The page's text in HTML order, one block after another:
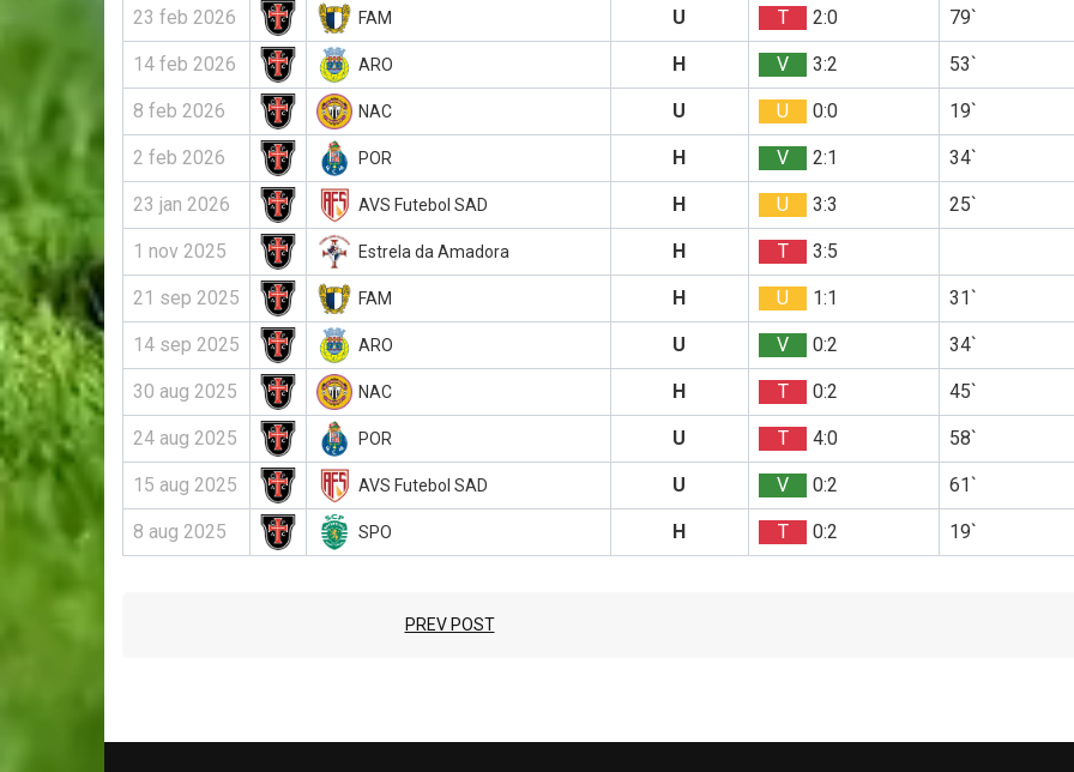
23 feb 2026 FAM U T 2:0 79`
14 feb 2026 ARO H V 3:2 53`
8 feb 2026 NAC U U 0:0 19`
2 feb 2026 POR H V 2:1 34`
23 jan 2026 AVS Futebol SAD H U 3:3 25`
1 nov 2025 Estrela da Amadora H T 3:5
21 sep 2025 FAM H U 1:1 31`
14 sep 2025 ARO U V 0:2 34`
30 aug 2025 NAC H T 0:2 45`
24 aug 2025 POR U T 4:0 58`
15 aug 2025 AVS Futebol SAD U V 0:2 61`
8 aug 2025 SPO H T 0:2 19`
PREV POST